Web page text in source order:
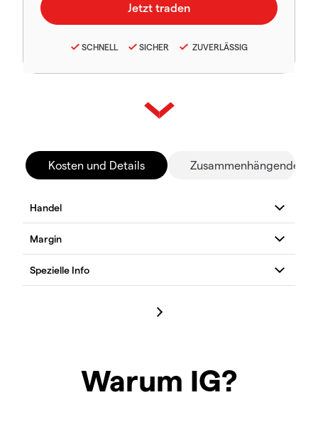
SCHNELL SICHER ZUVERLÄSSIG
Kosten und Details Zusammenhängende
Warum IG?